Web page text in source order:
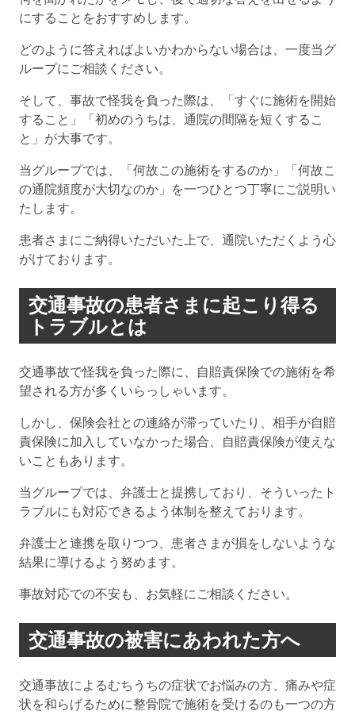
にすることをおすすめします。
どのように答えればよいかわからない場合は、一度当グ
ループにご相談ください。
そして、事故で怪我を負った際は、「すぐに施術を開始
すること」「初めのうちは、通院の間隔を短くするこ
と」が大事です。
当グループでは、「何故この施術をするのか」「何故こ
の通院頻度が大切なのか」を一つひとつ丁寧にご説明い
たします。
患者さまにご納得いただいた上で、通院いただくよう心
がけております。
交通事故の患者さまに起こり得る
トラブルとは
交通事故で怪我を負った際に、自賠責保険での施術を希
望される方が多くいらっしゃいます。
しかし、保険会社との連絡が滞っていたり、相手が自賠
責保険に加入していなかった場合、自賠責保険が使えな
いこともあります。
当グループでは、弁護士と提携しており、そういったト
ラブルにも対応できるよう体制を整えております。
弁護士と連携を取りつつ、患者さまが損をしないような
結果に導けるよう努めます。
事故対応での不安も、お気軽にご相談ください。
交通事故の被害にあわれた方へ
交通事故によるむちうちの症状でお悩みの方、痛みや症
状を和らげるために整骨院で施術を受けるのも一つの方